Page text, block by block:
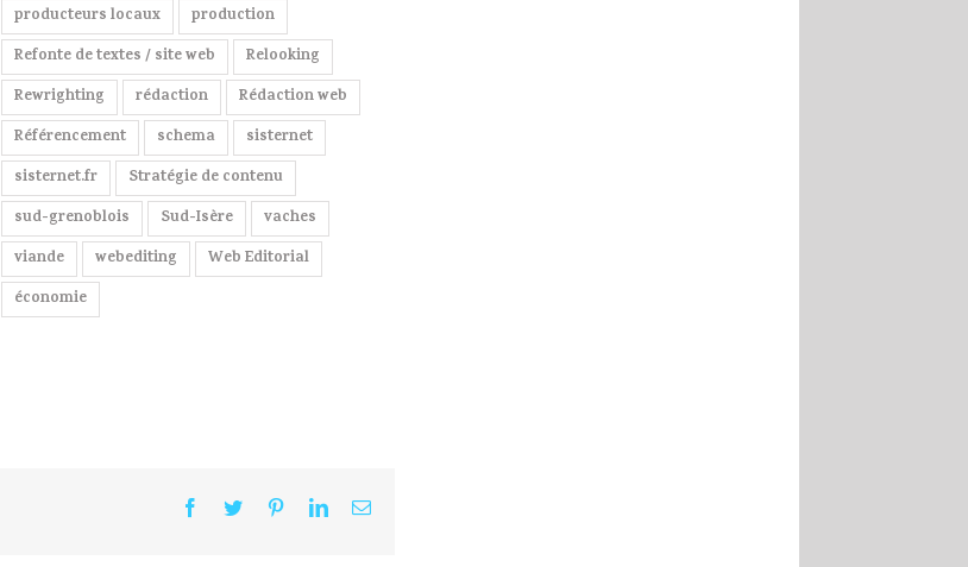
producteurs locaux
production
Refonte de textes / site web
Relooking
Rewrighting
rédaction
Rédaction web
Référencement
schema
sisternet
sisternet.fr
Stratégie de contenu
sud-grenoblois
Sud-Isère
vaches
viande
webediting
Web Editorial
économie